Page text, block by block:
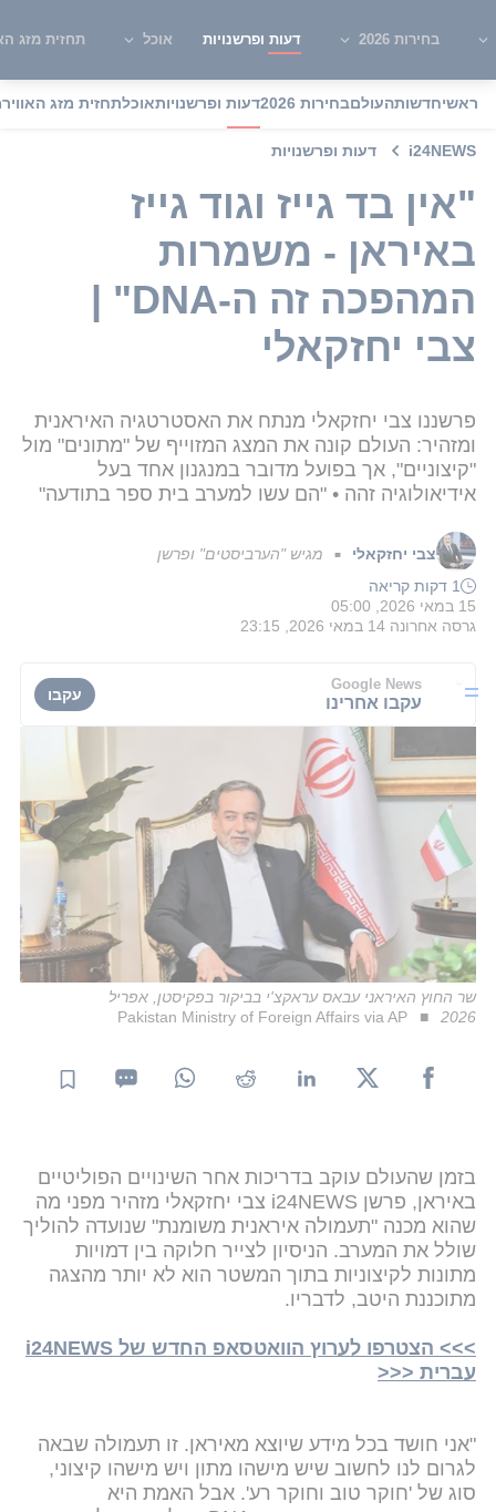
בחירות 2026 דעות ופרשנויות אוכל תחזית מזג
ראשיחדשותהעולםבחירות 2026 דעות ופרשנויותאוכלתחזית מזג האוויר
i24NEWS דעות ופרשנויות
"אין בד גייז וגוד גייז
באיראן - משמרות
המהפכה זה ה-DNA" |
צבי יחזקאלי
פרשננו צבי יחזקאלי מנתח את האסטרטגיה האיראנית
ומזהיר: העולם קונה את המצג המזוייף של "מתונים" מול
"קיצוניים", אך בפועל מדובר במנגנון אחד בעל
אידיאולוגיה זהה • "הם עשו למערב בית ספר בתודעה"
צבי יחזקאלי ■ מגיש "הערביסטים" ופרשן
1 דקות קריאה
15 במאי 2026, 05:00
גרסה אחרונה 14 במאי 2026, 23:15
Google News
עקבו אחרינו עקבו
שר החוץ האיראני עבאס עראקצ'י בביקור בפקיסטן, אפריל
2026
Pakistan Ministry of Foreign Affairs via AP
בזמן שהעולם עוקב בדריכות אחר השינויים הפוליטיים
באיראן, פרשן i24NEWS צבי יחזקאלי מזהיר מפני מה
שהוא מכנה "תעמולה איראנית משומנת" שנועדה להוליך
שולל את המערב. הניסיון לצייר חלוקה בין דמויות
מתונות לקיצוניות בתוך המשטר הוא לא יותר מהצגה
מתוכננת היטב, לדבריו.
>>> הצטרפו לערוץ הוואטסאפ החדש של i24NEWS
עברית <<<
"אני חושד בכל מידע שיוצא מאיראן. זו תעמולה שבאה
לגרום לנו לחשוב שיש מישהו מתון ויש מישהו קיצוני,
סוג של 'חוקר טוב וחוקר רע'. אבל האמת היא